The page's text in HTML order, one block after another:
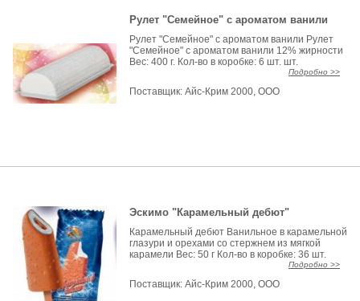
Рулет "Семейное" с ароматом ванили
Рулет "Семейное" с ароматом ванили Рулет
"Семейное" с ароматом ванили 12% жирности
Вес: 400 г. Кол-во в коробке: 6 шт. шт.
Подробно >>
Поставщик:Айс-Крим 2000, ООО
Эскимо "Карамельный дебют"
Карамельный дебют Ванильное в карамельной
глазури и орехами со стержнем из мягкой
карамели Вес: 50 г Кол-во в коробке: 36 шт.
Подробно >>
Поставщик:Айс-Крим 2000, ООО